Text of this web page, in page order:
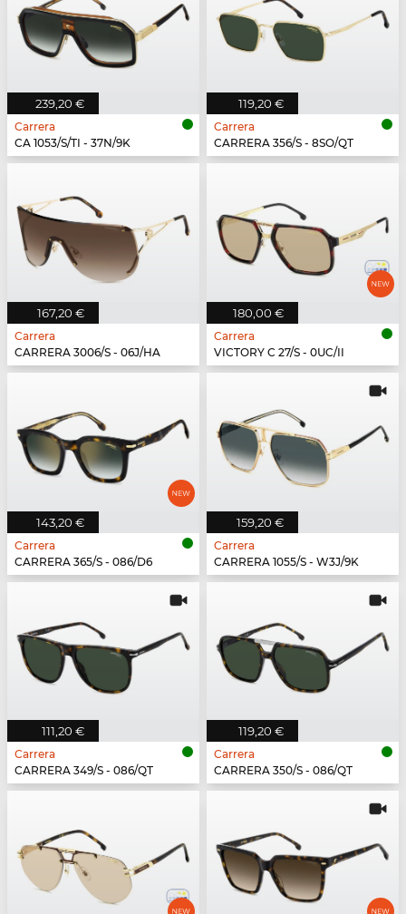
239,20 €
Carrera
CA 1053/S/TI - 37N/9K
119,20 €
Carrera
CARRERA 356/S - 8SO/QT
167,20 €
Carrera
CARRERA 3006/S - 06J/HA
180,00 €
Carrera
VICTORY C 27/S - 0UC/II
143,20 €
Carrera
CARRERA 365/S - 086/D6
159,20 €
Carrera
CARRERA 1055/S - W3J/9K
111,20 €
Carrera
CARRERA 349/S - 086/QT
119,20 €
Carrera
CARRERA 350/S - 086/QT